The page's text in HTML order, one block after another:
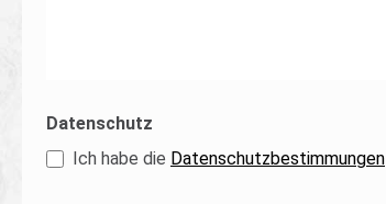
Datenschutz
Ich habe die Datenschutzbestimmungen